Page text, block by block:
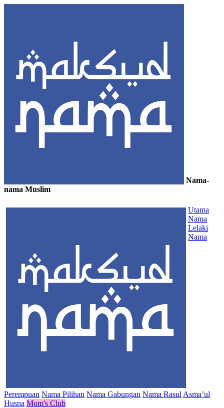
Nama-
nama Muslim
Utama
Nama
Lelaki
Nama
Perempuan Nama Pilihan Nama Gabungan Nama Rasul Asma’ul
Husna Mom's Club